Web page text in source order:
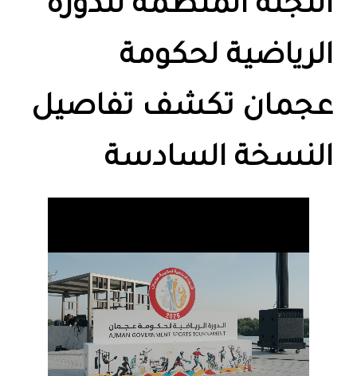
اللجنة المنظمة للدورة
الرياضية لحكومة
عجمان تكشف تفاصيل
النسخة السادسة